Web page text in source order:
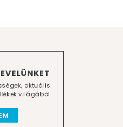
aktuális
világából